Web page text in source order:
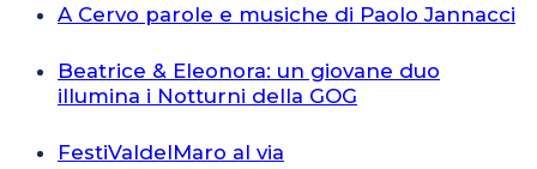
A Cervo parole e musiche di Paolo Jannacci
Beatrice & Eleonora: un giovane duo
illumina i Notturni della GOG
FestiValdelMaro al via